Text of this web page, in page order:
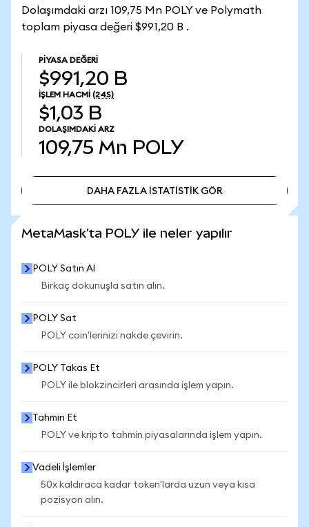
Dolaşımdaki arzı 109,75 Mn POLY ve Polymath
toplam piyasa değeri $991,20 B .
PIYASA DEĞERI
$991,20 B
İŞLEM HACMI (24S)
$1,03 B
DOLAŞIMDAKI ARZ
109,75 Mn POLY
DAHA FAZLA İSTATİSTİK GÖR
MetaMask'ta POLY ile neler yapılır
POLY Satın Al
Birkaç dokunuşla satın alın.
POLY Sat
POLY coin'lerinizi nakde çevirin.
POLY Takas Et
POLY ile blokzincirleri arasında işlem yapın.
Tahmin Et
POLY ve kripto tahmin piyasalarında işlem yapın.
Vadeli İşlemler
50x kaldıraca kadar token'larda uzun veya kısa
pozisyon alın.